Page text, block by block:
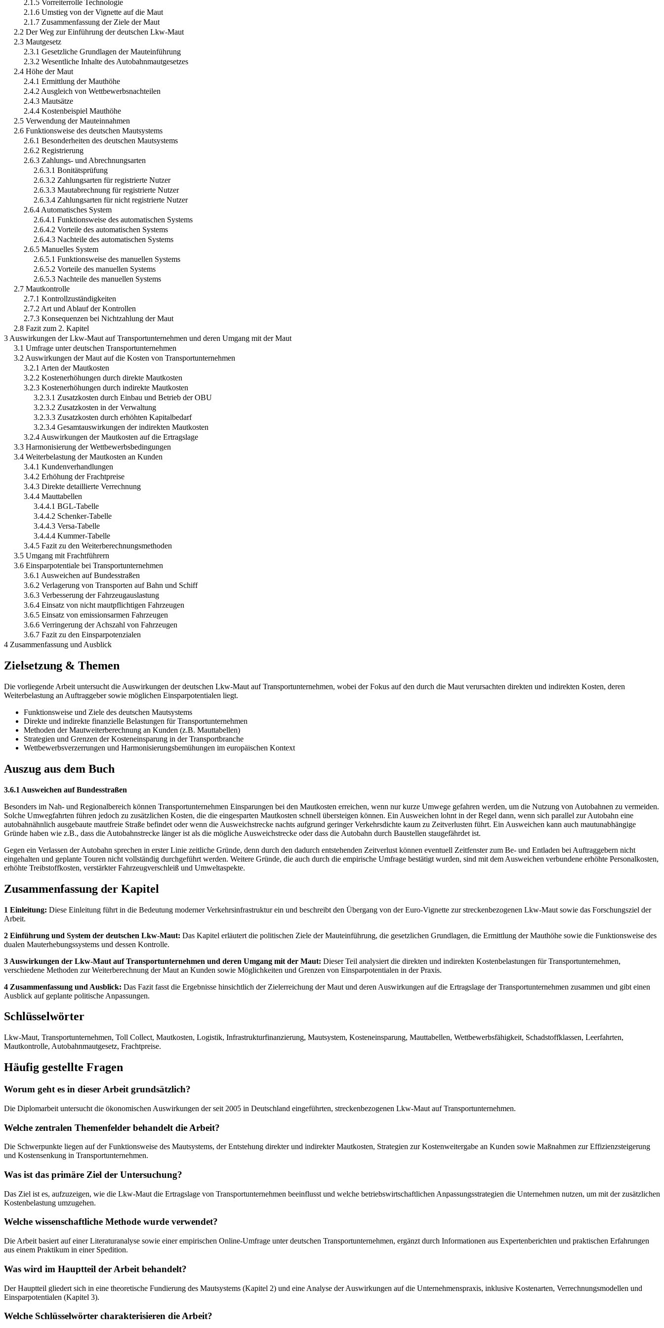
2.1.5 Vorreiterrolle Technologie
2.1.6 Umstieg von der Vignette auf die Maut
2.1.7 Zusammenfassung der Ziele der Maut
2.2 Der Weg zur Einführung der deutschen Lkw-Maut
2.3 Mautgesetz
2.3.1 Gesetzliche Grundlagen der Mauteinführung
2.3.2 Wesentliche Inhalte des Autobahnmautgesetzes
2.4 Höhe der Maut
2.4.1 Ermittlung der Mauthöhe
2.4.2 Ausgleich von Wettbewerbsnachteilen
2.4.3 Mautsätze
2.4.4 Kostenbeispiel Mauthöhe
2.5 Verwendung der Mauteinnahmen
2.6 Funktionsweise des deutschen Mautsystems
2.6.1 Besonderheiten des deutschen Mautsystems
2.6.2 Registrierung
2.6.3 Zahlungs- und Abrechnungsarten
2.6.3.1 Bonitätsprüfung
2.6.3.2 Zahlungsarten für registrierte Nutzer
2.6.3.3 Mautabrechnung für registrierte Nutzer
2.6.3.4 Zahlungsarten für nicht registrierte Nutzer
2.6.4 Automatisches System
2.6.4.1 Funktionsweise des automatischen Systems
2.6.4.2 Vorteile des automatischen Systems
2.6.4.3 Nachteile des automatischen Systems
2.6.5 Manuelles System
2.6.5.1 Funktionsweise des manuellen Systems
2.6.5.2 Vorteile des manuellen Systems
2.6.5.3 Nachteile des manuellen Systems
2.7 Mautkontrolle
2.7.1 Kontrollzuständigkeiten
2.7.2 Art und Ablauf der Kontrollen
2.7.3 Konsequenzen bei Nichtzahlung der Maut
2.8 Fazit zum 2. Kapitel
3 Auswirkungen der Lkw-Maut auf Transportunternehmen und deren Umgang mit der Maut
3.1 Umfrage unter deutschen Transportunternehmen
3.2 Auswirkungen der Maut auf die Kosten von Transportunternehmen
3.2.1 Arten der Mautkosten
3.2.2 Kostenerhöhungen durch direkte Mautkosten
3.2.3 Kostenerhöhungen durch indirekte Mautkosten
3.2.3.1 Zusatzkosten durch Einbau und Betrieb der OBU
3.2.3.2 Zusatzkosten in der Verwaltung
3.2.3.3 Zusatzkosten durch erhöhten Kapitalbedarf
3.2.3.4 Gesamtauswirkungen der indirekten Mautkosten
3.2.4 Auswirkungen der Mautkosten auf die Ertragslage
3.3 Harmonisierung der Wettbewerbsbedingungen
3.4 Weiterbelastung der Mautkosten an Kunden
3.4.1 Kundenverhandlungen
3.4.2 Erhöhung der Frachtpreise
3.4.3 Direkte detaillierte Verrechnung
3.4.4 Mauttabellen
3.4.4.1 BGL-Tabelle
3.4.4.2 Schenker-Tabelle
3.4.4.3 Versa-Tabelle
3.4.4.4 Kummer-Tabelle
3.4.5 Fazit zu den Weiterberechnungsmethoden
3.5 Umgang mit Frachtführern
3.6 Einsparpotentiale bei Transportunternehmen
3.6.1 Ausweichen auf Bundesstraßen
3.6.2 Verlagerung von Transporten auf Bahn und Schiff
3.6.3 Verbesserung der Fahrzeugauslastung
3.6.4 Einsatz von nicht mautpflichtigen Fahrzeugen
3.6.5 Einsatz von emissionsarmen Fahrzeugen
3.6.6 Verringerung der Achszahl von Fahrzeugen
3.6.7 Fazit zu den Einsparpotenzialen
4 Zusammenfassung und Ausblick
Zielsetzung & Themen
Die vorliegende Arbeit untersucht die Auswirkungen der deutschen Lkw-Maut auf Transportunternehmen, wobei der Fokus auf den durch die Maut verursachten direkten und indirekten Kosten, deren
Weiterbelastung an Auftraggeber sowie möglichen Einsparpotentialen liegt.
Funktionsweise und Ziele des deutschen Mautsystems
Direkte und indirekte finanzielle Belastungen für Transportunternehmen
Methoden der Mautweiterberechnung an Kunden (z.B. Mauttabellen)
Strategien und Grenzen der Kosteneinsparung in der Transportbranche
Wettbewerbsverzerrungen und Harmonisierungsbemühungen im europäischen Kontext
Auszug aus dem Buch
3.6.1 Ausweichen auf Bundesstraßen
Besonders im Nah- und Regionalbereich können Transportunternehmen Einsparungen bei den Mautkosten erreichen, wenn nur kurze Umwege gefahren werden, um die Nutzung von Autobahnen zu vermeiden.
Solche Umwegfahrten führen jedoch zu zusätzlichen Kosten, die die eingesparten Mautkosten schnell übersteigen können. Ein Ausweichen lohnt in der Regel dann, wenn sich parallel zur Autobahn eine
autobahnähnlich ausgebaute mautfreie Straße befindet oder wenn die Ausweichstrecke nachts aufgrund geringer Verkehrsdichte kaum zu Zeitverlusten führt. Ein Ausweichen kann auch mautunabhängige
Gründe haben wie z.B., dass die Autobahnstrecke länger ist als die mögliche Ausweichstrecke oder dass die Autobahn durch Baustellen staugefährdet ist.
Gegen ein Verlassen der Autobahn sprechen in erster Linie zeitliche Gründe, denn durch den dadurch entstehenden Zeitverlust können eventuell Zeitfenster zum Be- und Entladen bei Auftraggebern nicht
eingehalten und geplante Touren nicht vollständig durchgeführt werden. Weitere Gründe, die auch durch die empirische Umfrage bestätigt wurden, sind mit dem Ausweichen verbundene erhöhte Personalkosten,
erhöhte Treibstoffkosten, verstärkter Fahrzeugverschleiß und Umweltaspekte.
Zusammenfassung der Kapitel
1 Einleitung: Diese Einleitung führt in die Bedeutung moderner Verkehrsinfrastruktur ein und beschreibt den Übergang von der Euro-Vignette zur streckenbezogenen Lkw-Maut sowie das Forschungsziel der
Arbeit.
2 Einführung und System der deutschen Lkw-Maut: Das Kapitel erläutert die politischen Ziele der Mauteinführung, die gesetzlichen Grundlagen, die Ermittlung der Mauthöhe sowie die Funktionsweise des
dualen Mauterhebungssystems und dessen Kontrolle.
3 Auswirkungen der Lkw-Maut auf Transportunternehmen und deren Umgang mit der Maut: Dieser Teil analysiert die direkten und indirekten Kostenbelastungen für Transportunternehmen,
verschiedene Methoden zur Weiterberechnung der Maut an Kunden sowie Möglichkeiten und Grenzen von Einsparpotentialen in der Praxis.
4 Zusammenfassung und Ausblick: Das Fazit fasst die Ergebnisse hinsichtlich der Zielerreichung der Maut und deren Auswirkungen auf die Ertragslage der Transportunternehmen zusammen und gibt einen
Ausblick auf geplante politische Anpassungen.
Schlüsselwörter
Lkw-Maut, Transportunternehmen, Toll Collect, Mautkosten, Logistik, Infrastrukturfinanzierung, Mautsystem, Kosteneinsparung, Mauttabellen, Wettbewerbsfähigkeit, Schadstoffklassen, Leerfahrten,
Mautkontrolle, Autobahnmautgesetz, Frachtpreise.
Häufig gestellte Fragen
Worum geht es in dieser Arbeit grundsätzlich?
Die Diplomarbeit untersucht die ökonomischen Auswirkungen der seit 2005 in Deutschland eingeführten, streckenbezogenen Lkw-Maut auf Transportunternehmen.
Welche zentralen Themenfelder behandelt die Arbeit?
Die Schwerpunkte liegen auf der Funktionsweise des Mautsystems, der Entstehung direkter und indirekter Mautkosten, Strategien zur Kostenweitergabe an Kunden sowie Maßnahmen zur Effizienzsteigerung
und Kostensenkung in Transportunternehmen.
Was ist das primäre Ziel der Untersuchung?
Das Ziel ist es, aufzuzeigen, wie die Lkw-Maut die Ertragslage von Transportunternehmen beeinflusst und welche betriebswirtschaftlichen Anpassungsstrategien die Unternehmen nutzen, um mit der zusätzlichen
Kostenbelastung umzugehen.
Welche wissenschaftliche Methode wurde verwendet?
Die Arbeit basiert auf einer Literaturanalyse sowie einer empirischen Online-Umfrage unter deutschen Transportunternehmen, ergänzt durch Informationen aus Expertenberichten und praktischen Erfahrungen
aus einem Praktikum in einer Spedition.
Was wird im Hauptteil der Arbeit behandelt?
Der Hauptteil gliedert sich in eine theoretische Fundierung des Mautsystems (Kapitel 2) und eine Analyse der Auswirkungen auf die Unternehmenspraxis, inklusive Kostenarten, Verrechnungsmodellen und
Einsparpotentialen (Kapitel 3).
Welche Schlüsselwörter charakterisieren die Arbeit?